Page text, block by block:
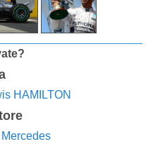
HAMILTON
Mercedes